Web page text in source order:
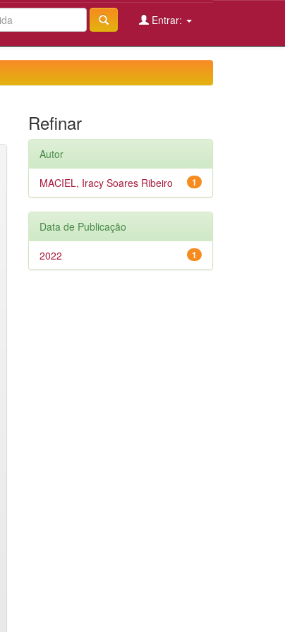
Entrar:
Refinar
Autor
1
MACIEL, Iracy Soares Ribeiro
Data de Publicação
1
2022